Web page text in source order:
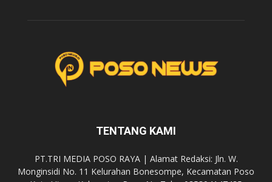
TENTANG KAMI
PT.TRI MEDIA POSO RAYA | Alamat Redaksi: Jln. W.
Monginsidi No. 11 Kelurahan Bonesompe, Kecamatan Poso